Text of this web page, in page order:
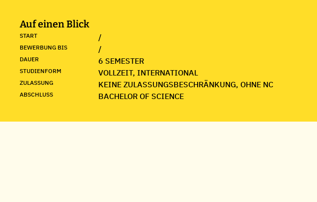
Auf einen Blick
START /
BEWERBUNG BIS /
DAUER 6 SEMESTER
STUDIENFORM VOLLZEIT, INTERNATIONAL
ZULASSUNG KEINE ZULASSUNGSBESCHRÄNKUNG, OHNE NC
ABSCHLUSS BACHELOR OF SCIENCE